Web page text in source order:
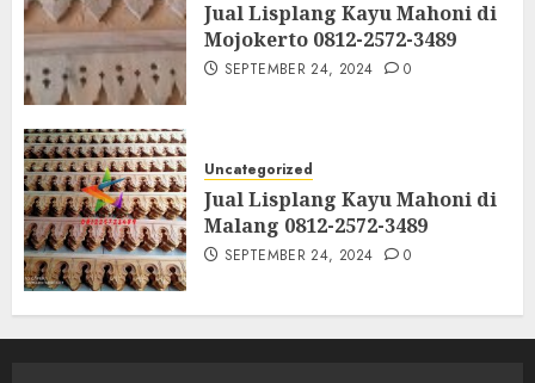
Jual Lisplang Kayu Mahoni di
Mojokerto 0812-2572-3489
SEPTEMBER 24, 2024 0
Uncategorized
Jual Lisplang Kayu Mahoni di
Malang 0812-2572-3489
SEPTEMBER 24, 2024 0